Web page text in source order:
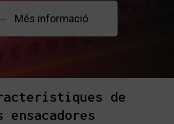
Més informació
de
ensacadores